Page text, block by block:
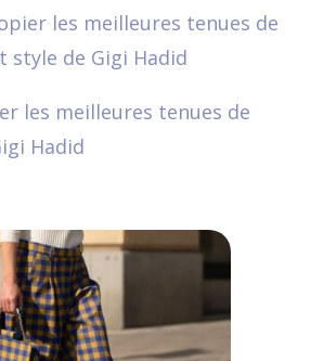
les meilleures tenues de
Hadid